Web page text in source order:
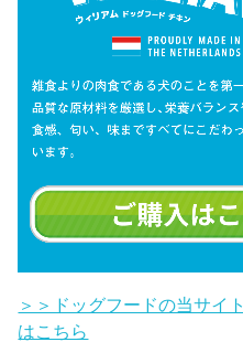
＞＞ドッグフードの当サイ
はこちら